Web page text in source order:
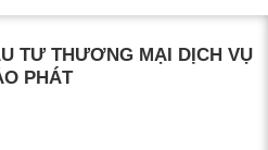
TƯ THƯƠNG MẠI DỊCH VỤ
PHÁT